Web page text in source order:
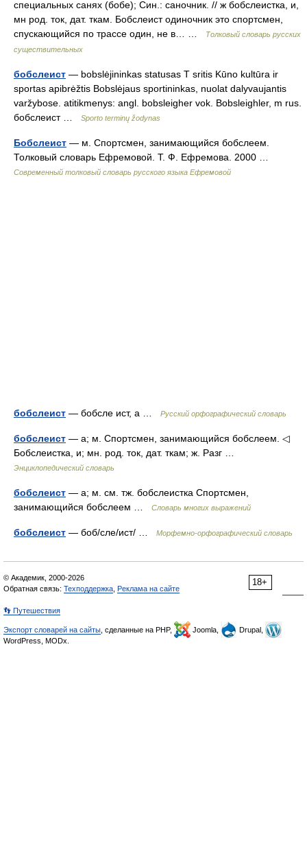
специальных санях (бобе); Син.: саночник. // ж бобслеистка, и,
мн род. ток, дат. ткам. Бобслеист одиночник это спортсмен,
спускающийся по трассе один, не в… …
Толковый словарь русских
существительных
бобслеист — bobslėjininkas statusas T sritis Kūno kultūra ir
sportas apibrėžtis Bobslėjaus sportininkas, nuolat dalyvaujantis
varžybose. atitikmenys: angl. bobsleigher vok. Bobsleighler, m rus.
бобслеист …
Sporto terminų žodynas
Бобслеист — м. Спортсмен, занимающийся бобслеем.
Толковый словарь Ефремовой. Т. Ф. Ефремова. 2000 …
Современный толковый словарь русского языка Ефремовой
бобслеист — бобсле ист, а … Русский орфографический словарь
бобслеист — а; м. Спортсмен, занимающийся бобслеем. ◁
Бобслеистка, и; мн. род. ток, дат. ткам; ж. Разг …
Энциклопедический словарь
бобслеист — а; м. см. тж. бобслеистка Спортсмен,
занимающийся бобслеем …
Словарь многих выражений
бобслеист — боб/сле/ист/ … Морфемно-орфографический словарь
18+
© Академик, 2000-2026
Обратная связь: Техподдержка Реклама на сайте
👣 Путешествия
Экспорт словарей на сайты , сделанные на PHP, Joomla,
Drupal,
WordPress, MODx.